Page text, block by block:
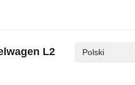
L2
Polski